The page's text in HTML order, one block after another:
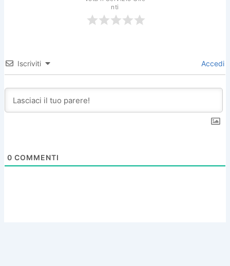
nti
Iscriviti Accedi
0 COMMENTI